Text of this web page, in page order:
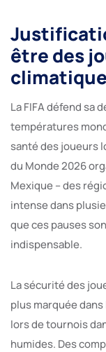
être des
La FIFA défend sa
températures
santé des joueurs
du Monde 2026
Mexique – des
intense dans
que ces pauses
indispensable.
La sécurité des
plus marquée
lors de tournois
humides. Des